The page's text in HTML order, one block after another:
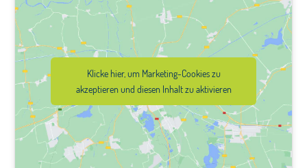
Klicke hier, um Marketing-Cookies zu
akzeptieren und diesen Inhalt zu aktivieren